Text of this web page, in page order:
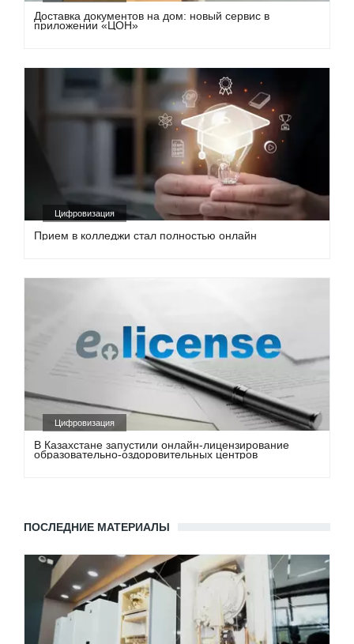
Доставка документов на дом: новый сервис в
приложении «ЦОН»
Цифровизация
Прием в колледжи стал полностью онлайн
Цифровизация
В Казахстане запустили онлайн-лицензирование
образовательно-оздоровительных центров
ПОСЛЕДНИЕ МАТЕРИАЛЫ